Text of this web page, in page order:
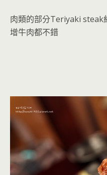
肉類的部分Teriyaki
增牛肉都不錯